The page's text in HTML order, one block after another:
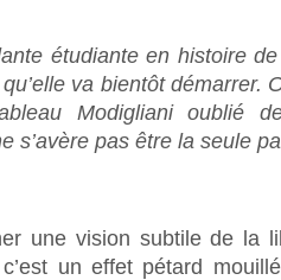
étudiante en histoire
va bientôt démarrer.
Modigliani oublié
s’avère pas être la seule
une vision subtile de la
un effet pétard